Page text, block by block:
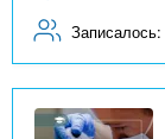
Записалось: